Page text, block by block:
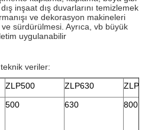
inşaat dış duvarlarını temizlemek
ve dekorasyon makineleri
sürdürülmesi. Ayrıca, vb büyük
uygulanabilir
veriler:
ZLP500 ZLP630
500 630 800